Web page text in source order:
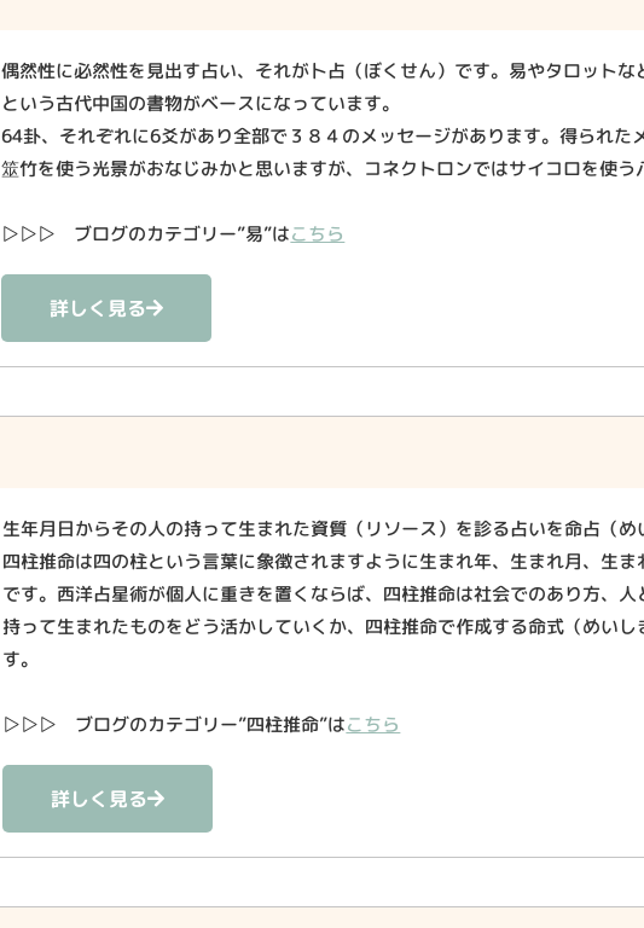
偶然性に必然性を見出す占い、それが卜占（ぼくせん）です。易やタロットな
という古代中国の書物がベースになっています。
64卦、それぞれに6爻があり全部で３８４のメッセージがあります。得られた
筮竹を使う光景がおなじみかと思いますが、コネクトロンではサイコロを使う
▷▷▷ ブログのカテゴリー”易”はこちら
詳しく見る
生年月日からその人の持って生まれた資質（リソース）を診る占いを命占（め
四柱推命は四の柱という言葉に象徴されますように生まれ年、生まれ月、生
です。西洋占星術が個人に重きを置くならば、四柱推命は社会でのあり方、人
持って生まれたものをどう活かしていくか、四柱推命で作成する命式（めい
す。
▷▷▷ ブログのカテゴリー”四柱推命”はこちら
詳しく見る